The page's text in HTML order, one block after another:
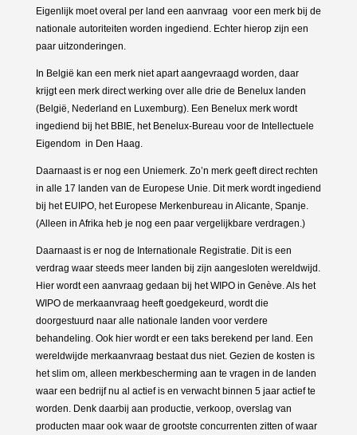
Eigenlijk moet overal per land een aanvraag voor een merk bij de
nationale autoriteiten worden ingediend. Echter hierop zijn een
paar uitzonderingen.
In België kan een merk niet apart aangevraagd worden, daar
krijgt een merk direct werking over alle drie de Benelux landen
(België, Nederland en Luxemburg). Een Benelux merk wordt
ingediend bij het BBIE, het Benelux-Bureau voor de Intellectuele
Eigendom in Den Haag.
Daarnaast is er nog een Uniemerk. Zo’n merk geeft direct rechten
in alle 17 landen van de Europese Unie. Dit merk wordt ingediend
bij het EUIPO, het Europese Merkenbureau in Alicante, Spanje.
(Alleen in Afrika heb je nog een paar vergelijkbare verdragen.)
Daarnaast is er nog de Internationale Registratie. Dit is een
verdrag waar steeds meer landen bij zijn aangesloten wereldwijd.
Hier wordt een aanvraag gedaan bij het WIPO in Genève. Als het
WIPO de merkaanvraag heeft goedgekeurd, wordt die
doorgestuurd naar alle nationale landen voor verdere
behandeling. Ook hier wordt er een taks berekend per land. Een
wereldwijde merkaanvraag bestaat dus niet. Gezien de kosten is
het slim om, alleen merkbescherming aan te vragen in de landen
waar een bedrijf nu al actief is en verwacht binnen 5 jaar actief te
worden. Denk daarbij aan productie, verkoop, overslag van
producten maar ook waar de grootste concurrenten zitten of waar